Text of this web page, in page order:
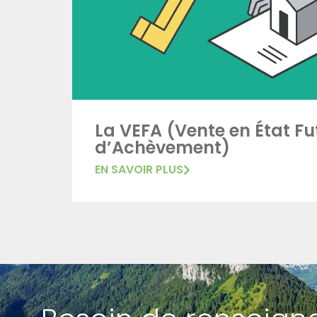
La VEFA (Vente en État
d’Achèvement)
EN SAVOIR PLUS